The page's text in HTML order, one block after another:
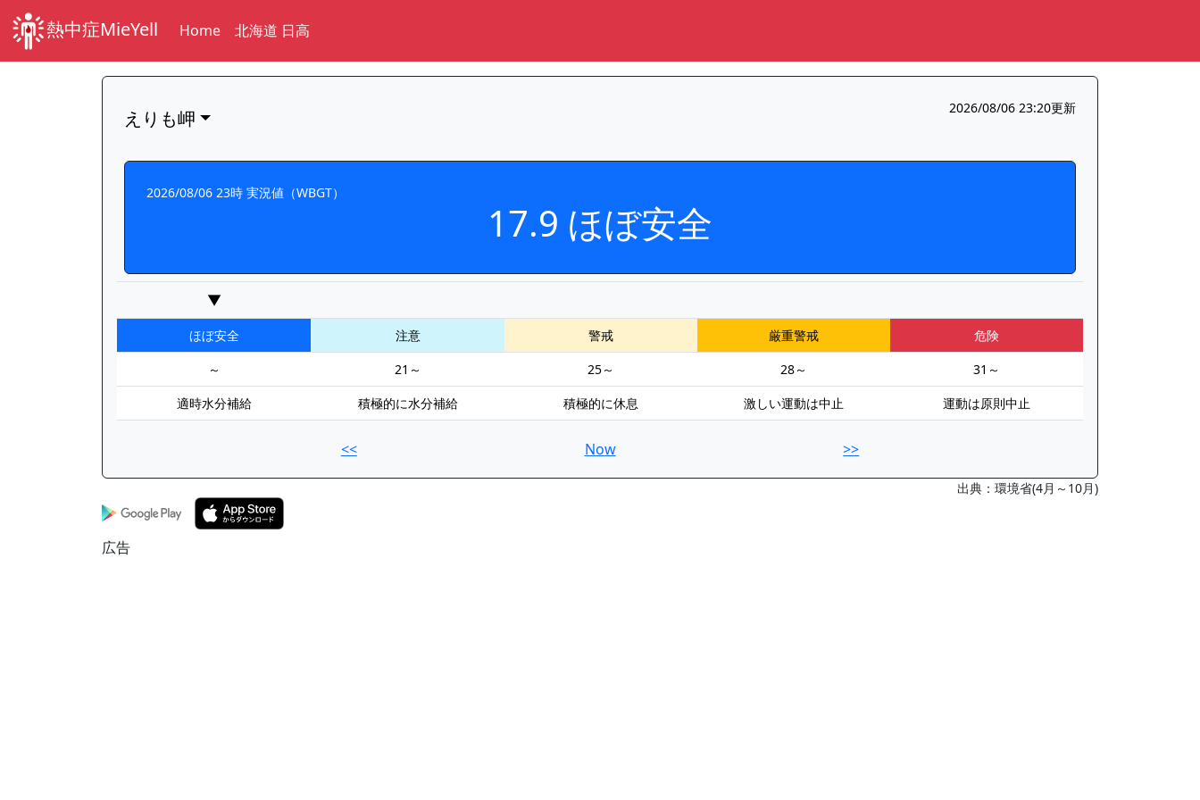
熱中症MieYell Home 北海道 日高
えりも岬 2026/08/06 23:20更新
2026/08/06 23時 実況値（WBGT）
17.9 ほぼ安全
▼
ほぼ安全 注意 警戒 厳重警戒
危険
～
21～ 25～ 28～
31～
適時水分補給
積極的に水分補給 積極的に休息 激しい運動は中止 運動は原則中止
<< Now >>
出典：環境省(4月～10月)
広告